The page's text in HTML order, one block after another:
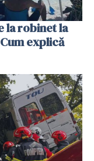
la robinet la
explică